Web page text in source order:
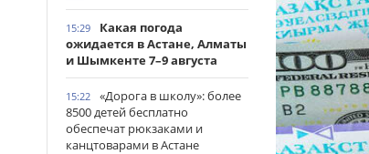
15:29
Какая погода
ожидается в Астане, Алматы
и Шымкенте 7–9 августа
15:22
«Дорога в школу»: более
8500 детей бесплатно
обеспечат рюкзаками и
канцтоварами в Астане